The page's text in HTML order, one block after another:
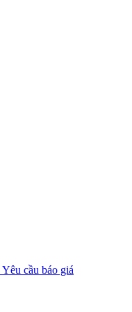
Yêu cầu báo giá